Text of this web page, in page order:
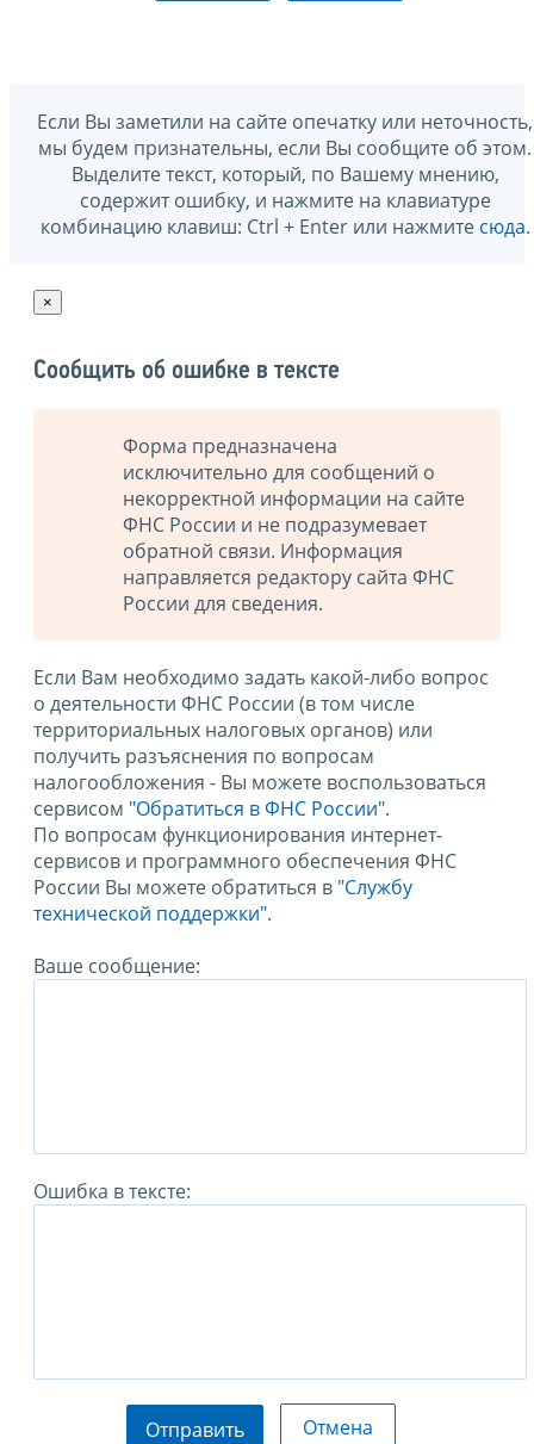
Если Вы заметили на сайте опечатку или неточность,
мы будем признательны, если Вы сообщите об этом.
Выделите текст, который, по Вашему мнению,
содержит ошибку, и нажмите на клавиатуре
комбинацию клавиш: Ctrl + Enter или нажмите сюда.
×
Сообщить об ошибке в тексте
Форма предназначена
исключительно для сообщений о
некорректной информации на сайте
ФНС России и не подразумевает
обратной связи. Информация
направляется редактору сайта ФНС
России для сведения.
Если Вам необходимо задать какой-либо вопрос
о деятельности ФНС России (в том числе
территориальных налоговых органов) или
получить разъяснения по вопросам
налогообложения - Вы можете воспользоваться
сервисом "Обратиться в ФНС России".
По вопросам функционирования интернет-
сервисов и программного обеспечения ФНС
России Вы можете обратиться в "Службу
технической поддержки".
Ваше сообщение:
Ошибка в тексте:
Отправить Отмена